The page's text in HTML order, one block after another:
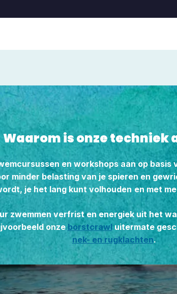
Waarom is onze techniek
en workshops aan op basis
minder belasting van je spieren en
je het lang kunt volhouden en met
zwemmen verfrist en energiek uit het
onzeborstcrawluitermate
nek- en rugklachten.